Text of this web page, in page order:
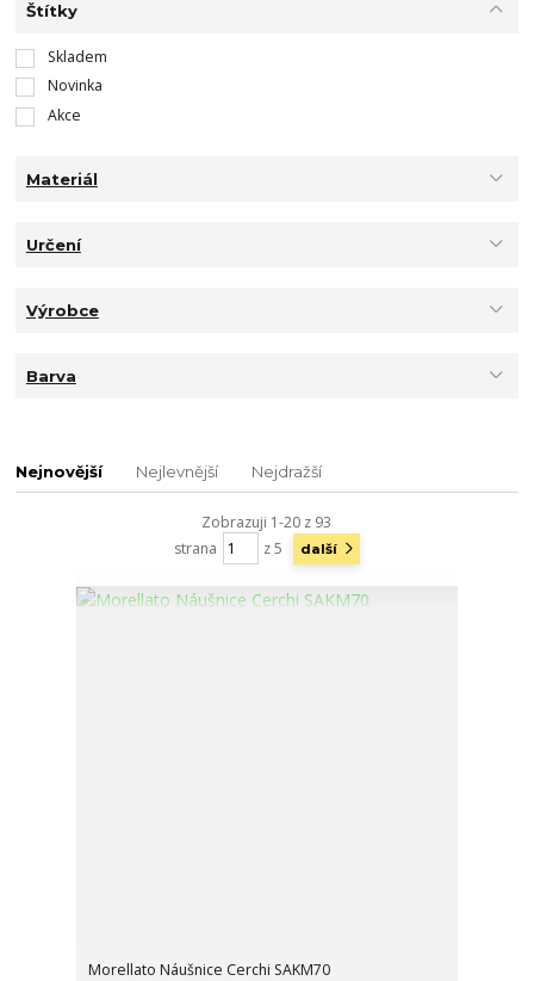
Štítky
Skladem
Novinka
Akce
Materiál
Určení
Výrobce
Barva
Nejnovější Nejlevnější Nejdražší
Zobrazuji 1-20 z 93
strana
z 5 další
Morellato Náušnice Cerchi SAKM70